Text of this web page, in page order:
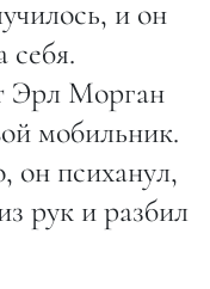
и он
себя.
Эрл Морган
мобильник.
он психанул,
рук и разбил